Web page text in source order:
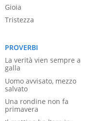
Gioia
Tristezza
PROVERBI
La verità vien sempre a
galla
Uomo avvisato, mezzo
salvato
Una rondine non fa
primavera